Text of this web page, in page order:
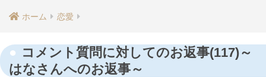
ホーム 恋愛
コメント質問に対してのお返事(117)～
はなさんへのお返事～